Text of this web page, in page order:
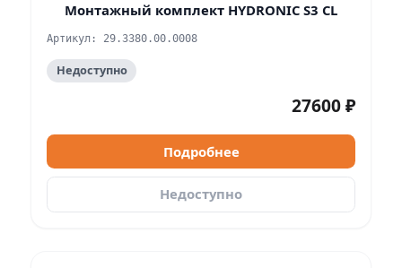
Монтажный комплект HYDRONIC S3 CL
Артикул: 29.3380.00.0008
Недоступно
27600 ₽
Подробнее
Недоступно